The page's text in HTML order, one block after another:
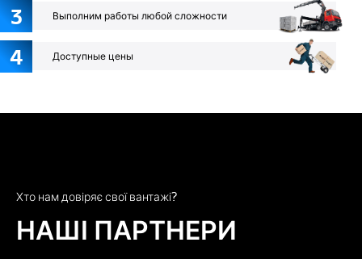
3 Выполним работы любой сложности
4 Доступные цены
Хто нам довіряє свої вантажі?
НАШІ ПАРТНЕРИ